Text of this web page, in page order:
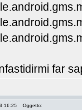
far
16:25 Oggetto: